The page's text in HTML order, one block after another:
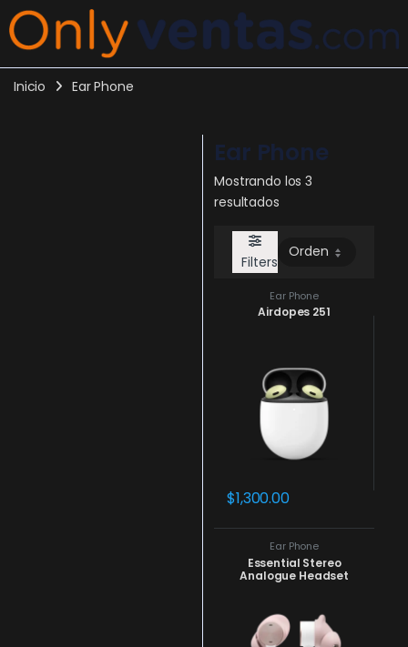
Inicio Ear Phone
Ear Phone
Mostrando los 3
resultados
Filters
Ear Phone
Airdopes 251
$1,300.00
Ear Phone
Essential Stereo
Analogue Headset